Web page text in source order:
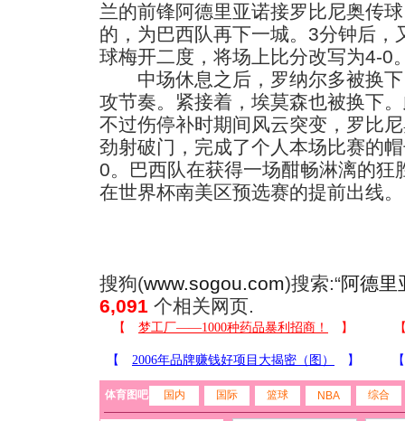
兰的前锋阿德里亚诺接罗比尼奥传
的，为巴西队再下一城。3分钟后，
球梅开二度，将场上比分改写为4-0
中场休息之后，罗纳尔多被换下
攻节奏。紧接着，埃莫森也被换下
不过伤停补时期间风云突变，罗比
劲射破门，完成了个人本场比赛的
0。巴西队在获得一场酣畅淋漓的狂
在世界杯南美区预选赛的提前出线。
搜狗(www.sogou.com)搜索:“阿德里
6,091 个相关网页.
体育图吧 国内 国际 篮球 NBA 综合